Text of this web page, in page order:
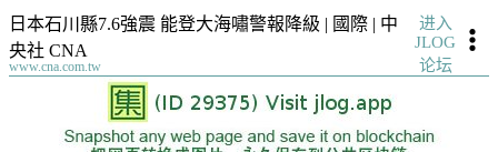
日本石川縣7.6強震 能登大海嘯警報降級 | 國際 | 中
央社 CNA
www.cna.com.tw
进入
JLOG
论坛